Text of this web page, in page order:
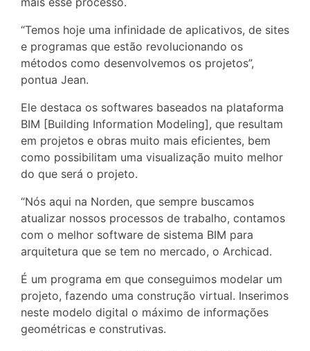
“Temos hoje uma infinidade de aplicativos, de sites
e programas que estão revolucionando os
métodos como desenvolvemos os projetos”,
pontua Jean.
Ele destaca os softwares baseados na plataforma
BIM [Building Information Modeling], que resultam
em projetos e obras muito mais eficientes, bem
como possibilitam uma visualização muito melhor
do que será o projeto.
“Nós aqui na Norden, que sempre buscamos
atualizar nossos processos de trabalho, contamos
com o melhor software de sistema BIM para
arquitetura que se tem no mercado, o Archicad.
É um programa em que conseguimos modelar um
projeto, fazendo uma construção virtual. Inserimos
neste modelo digital o máximo de informações
geométricas e construtivas.